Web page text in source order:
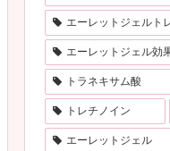
エーレットジェルト
エーレットジェル効
トラネキサム酸
トレチノイン
エーレットジェル